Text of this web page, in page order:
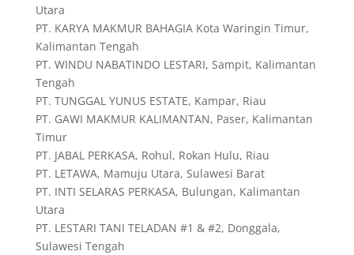
Utara
PT. KARYA MAKMUR BAHAGIA Kota Waringin Timur,
Kalimantan Tengah
PT. WINDU NABATINDO LESTARI, Sampit, Kalimantan
Tengah
PT. TUNGGAL YUNUS ESTATE, Kampar, Riau
PT. GAWI MAKMUR KALIMANTAN, Paser, Kalimantan
Timur
PT. JABAL PERKASA, Rohul, Rokan Hulu, Riau
PT. LETAWA, Mamuju Utara, Sulawesi Barat
PT. INTI SELARAS PERKASA, Bulungan, Kalimantan
Utara
PT. LESTARI TANI TELADAN #1 & #2, Donggala,
Sulawesi Tengah